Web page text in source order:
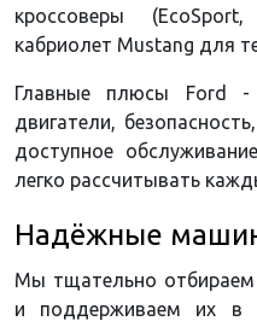
кроссоверы
кабриолет Mustang для
Главные плюсы Ford -
двигатели,
доступное
легко рассчитывать
Надёжные
Мы тщательно
и поддерживаем их в